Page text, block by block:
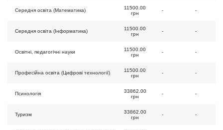
Середня освіта (Математика)
11500.00
грн
- -
Середня освіта (Інформатика)
11500.00
грн
- -
Освітні, педагогічні науки
11500.00
грн
- -
Професійна освіта (Цифрові технології)
11500.00
грн
- -
Психологія
33862.00
грн
- -
Туризм
33862.00
грн
- -